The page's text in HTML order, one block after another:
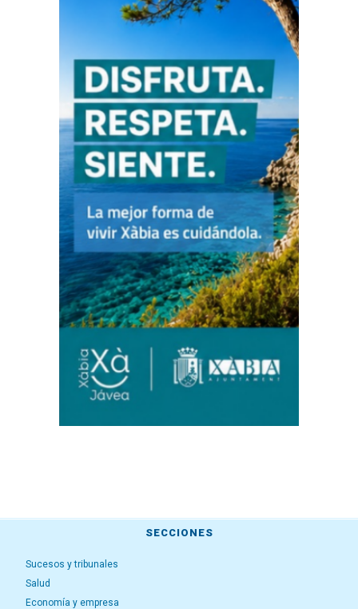
SECCIONES
Sucesos y tribunales
Salud
Economía y empresa